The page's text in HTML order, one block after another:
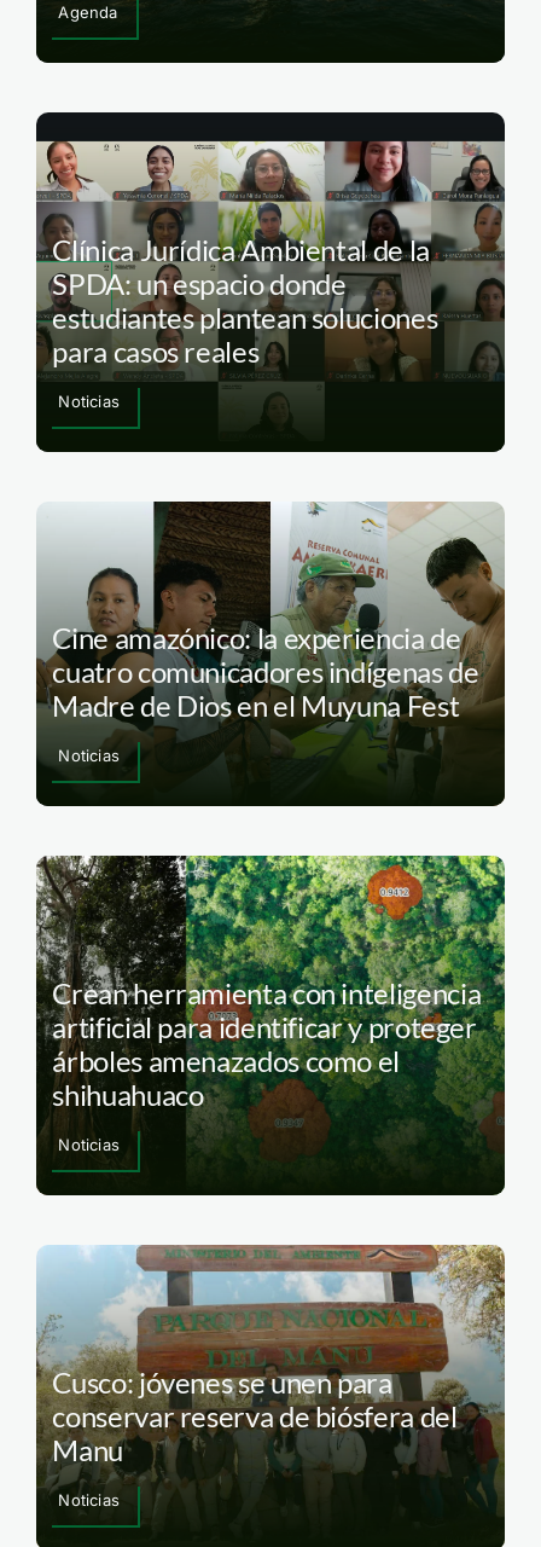
Agenda
Clínica Jurídica Ambiental de la
SPDA: un espacio donde
estudiantes plantean soluciones
para casos reales
Noticias
Cine amazónico: la experiencia de
cuatro comunicadores indígenas de
Madre de Dios en el Muyuna Fest
Noticias
Crean herramienta con inteligencia
artificial para identificar y proteger
árboles amenazados como el
shihuahuaco
Noticias
Cusco: jóvenes se unen para
conservar reserva de biósfera del
Manu
Noticias